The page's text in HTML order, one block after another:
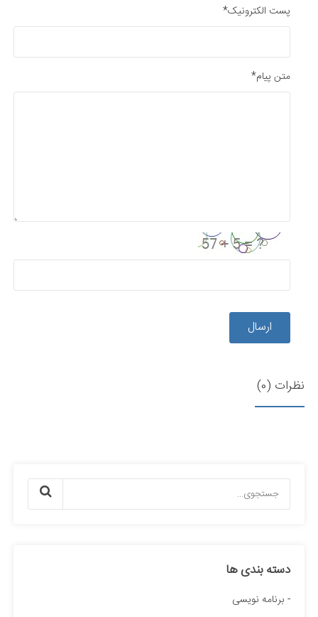
پست الکترونیک*
متن پیام*
ارسال
نظرات (0)
دسته بندی ها
برنامه نویسی